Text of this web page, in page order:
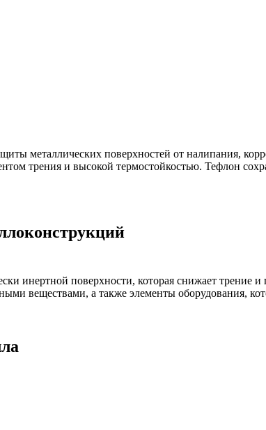
металлических поверхностей от налипания,
трения и высокой термостойкостью. Тефлон
инертной поверхности, которая снижает трение
веществами, а также элементы оборудования,